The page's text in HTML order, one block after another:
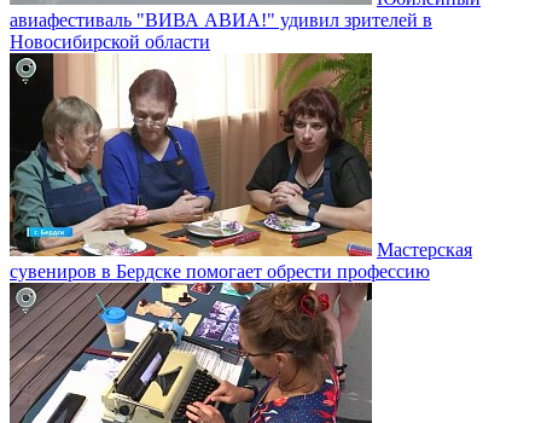
авиафестиваль "ВИВА АВИА!" удивил зрителей в
Новосибирской области
Мастерская
сувениров в Бердске помогает обрести профессию